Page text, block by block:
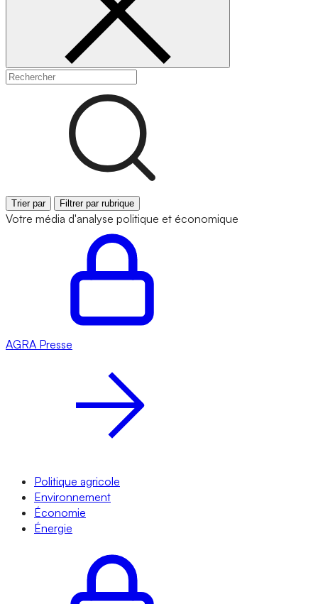
Trier par Filtrer par rubrique
Votre média d'analyse politique et économique
AGRA Presse
Politique agricole
Environnement
Économie
Énergie